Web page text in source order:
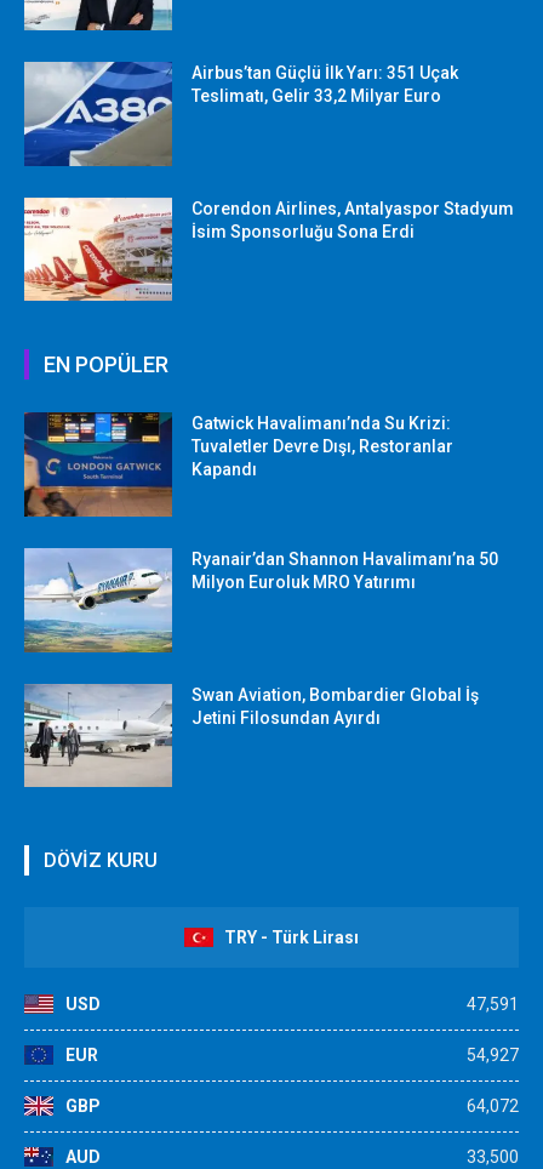
Airbus’tan Güçlü İlk Yarı: 351 Uçak
Teslimatı, Gelir 33,2 Milyar Euro
Corendon Airlines, Antalyaspor Stadyum
İsim Sponsorluğu Sona Erdi
EN POPÜLER
Gatwick Havalimanı’nda Su Krizi:
Tuvaletler Devre Dışı, Restoranlar
Kapandı
Ryanair’dan Shannon Havalimanı’na 50
Milyon Euroluk MRO Yatırımı
Swan Aviation, Bombardier Global İş
Jetini Filosundan Ayırdı
DÖVİZ KURU
TRY - Türk Lirası
USD 47,591
EUR 54,927
GBP 64,072
AUD 33,500